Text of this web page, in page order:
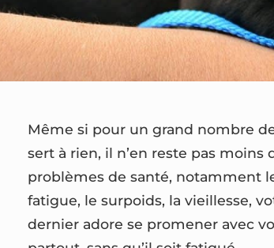
Même si pour un grand nombre
sert à rien, il n’en reste pas
problèmes de santé, notamment
fatigue, le surpoids, la vieillesse,
dernier adore se promener avec